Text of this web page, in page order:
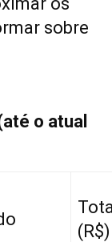
sobre
o atual
(R$)